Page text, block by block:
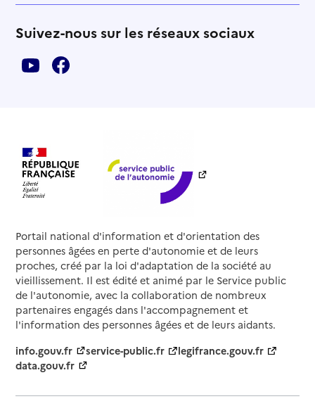
Suivez-nous sur les réseaux sociaux
Portail national d'information et d'orientation des
personnes âgées en perte d'autonomie et de leurs
proches, créé par la loi d'adaptation de la société au
vieillissement. Il est édité et animé par le Service public
de l'autonomie, avec la collaboration de nombreux
partenaires engagés dans l'accompagnement et
l'information des personnes âgées et de leurs aidants.
info.gouv.fr
service-public.fr
legifrance.gouv.fr
data.gouv.fr